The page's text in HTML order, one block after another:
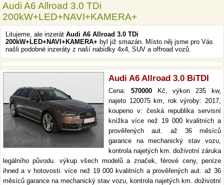
Audi A6 Allroad 3.0 TDi
200kW+LED+NAVI+KAMERA+
Litujeme, ale inzerát Audi A6 Allroad 3.0 TDi
200kW+LED+NAVI+KAMERA+ byl již smazán. Místo něj jsme pro Vás
našli podobné inzeráty z naší nabídky 4x4, SUV a offroad vozů.
Audi A6 Allroad 3.0 BiTDI
Cena: 570000Kč, výkon 235 kw,
najeto 120075 km, rok výroby: 2017,
koupeno v: česká republika servisní
knížka více než 19 000 kvalitních a
prověřených aut. až 36 měsíců
garance na mechanický stav vozu,
kontrola najetých km. doživotní záruka
legálního původu. výkup všech modelů a značek, férové ceny, peníze
ihned a v hotovosti. více než 19 000 kvalitních a prověřených aut. až 36
měsíců garance na mechanický stav vozu, kontrola najetých km. doživotní